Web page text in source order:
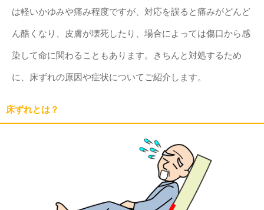
は軽いかゆみや痛み程度ですが、対応を誤ると痛みがどんど
ん酷くなり、皮膚が壊死したり、場合によっては傷口から感
染して命に関わることもあります。きちんと対処するため
に、床ずれの原因や症状についてご紹介します。
床ずれとは？